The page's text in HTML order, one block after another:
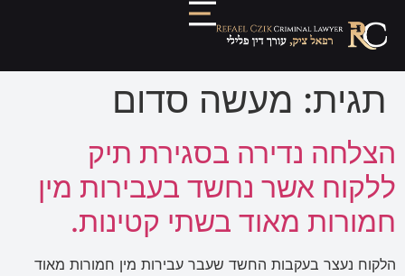
תגית: מעשה סדום
הצלחה נדירה בסגירת תיק
ללקוח אשר נחשד בעבירות מין
חמורות מאוד בשתי קטינות.
הלקוח נעצר בעקבות החשד שעבר עבירות מין חמורות מאוד